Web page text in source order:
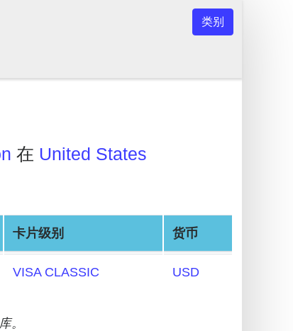
类别
在 United States
卡片级别 货币
VISA CLASSIC USD
。